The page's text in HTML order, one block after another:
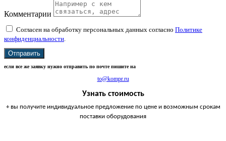
Комментарии
Согласен на обработку персональных данных согласно Политике
конфиденциальности.
Отправить
если все же заявку нужно отправить по почте пишите на
to@kompr.ru
Узнать стоимость
+ вы получите индивидуальное предложение по цене и возможным срокам
поставки оборудования